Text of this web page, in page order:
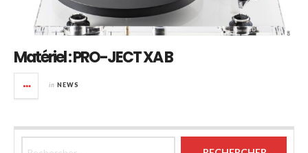
Matériel : PRO-JECT XA B
in NEWS